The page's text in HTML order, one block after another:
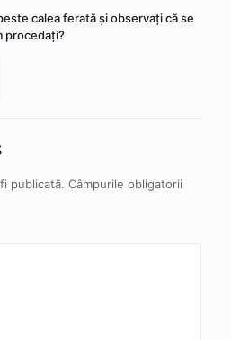
calea ferată şi observaţi că se
procedaţi?
publicată. Câmpurile obligatorii